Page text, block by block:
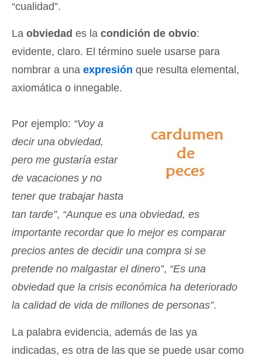
“cualidad”.
La obviedad es la condición de obvio:
evidente, claro. El término suele usarse para
nombrar a una expresión que resulta elemental,
axiomática o innegable.
Por ejemplo: “Voy a
decir una obviedad,
pero me gustaría estar
de vacaciones y no
tener que trabajar hasta
tan tarde”, “Aunque es una obviedad, es
importante recordar que lo mejor es comparar
precios antes de decidir una compra si se
pretende no malgastar el dinero”, “Es una
obviedad que la crisis económica ha deteriorado
la calidad de vida de millones de personas”.
La palabra evidencia, además de las ya
indicadas, es otra de las que se puede usar como